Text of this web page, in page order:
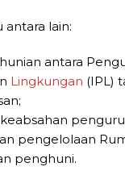
antara lain:
antara
Lingkungan (IPL)
pengelolaan
penghuni.